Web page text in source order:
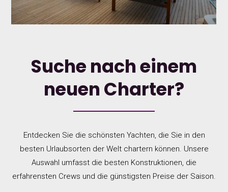
Suche nach einem
neuen Charter?
Entdecken Sie die schönsten Yachten, die Sie in den
besten Urlaubsorten der Welt chartern können. Unsere
Auswahl umfasst die besten Konstruktionen, die
erfahrensten Crews und die günstigsten Preise der Saison.